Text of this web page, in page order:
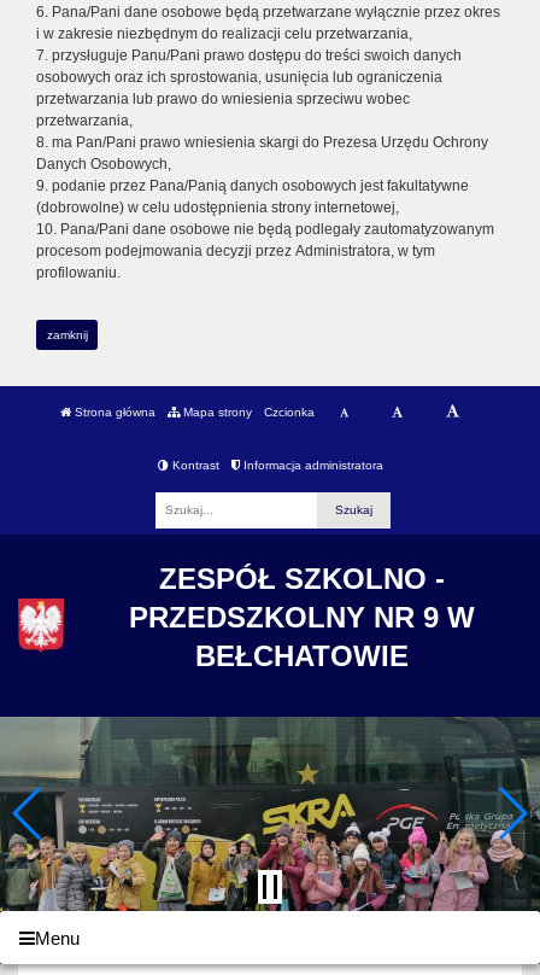
6. Pana/Pani dane osobowe będą przetwarzane wyłącznie przez okres
i w zakresie niezbędnym do realizacji celu przetwarzania,
7. przysługuje Panu/Pani prawo dostępu do treści swoich danych
osobowych oraz ich sprostowania, usunięcia lub ograniczenia
przetwarzania lub prawo do wniesienia sprzeciwu wobec
przetwarzania,
8. ma Pan/Pani prawo wniesienia skargi do Prezesa Urzędu Ochrony
Danych Osobowych,
9. podanie przez Pana/Panią danych osobowych jest fakultatywne
(dobrowolne) w celu udostępnienia strony internetowej,
10. Pana/Pani dane osobowe nie będą podlegały zautomatyzowanym
procesom podejmowania decyzji przez Administratora, w tym
profilowaniu.
zamknij
Strona główna Mapa strony Czcionka
Kontrast Informacja administratora
ZESPÓŁ SZKOLNO -
PRZEDSZKOLNY NR 9 W
BEŁCHATOWIE
Menu